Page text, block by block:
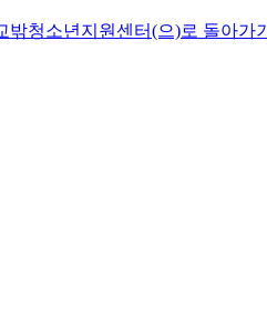
청소년지원센터(으)로 돌아가기